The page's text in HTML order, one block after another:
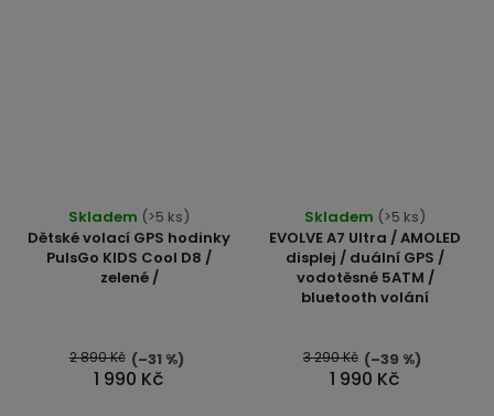
Dětské volací GPS hodinky
PulsGo KIDS Cool D8 /
zelené /
Skladem (>5 ks)
1 990 Kč
2 890 Kč (–31 %)
EVOLVE A7 Ultra / AMOLED
displej / duální GPS /
vodotěsné 5ATM /
bluetooth volání
hodnocení
produktu
je
5,0
5
hvězdiček.
Skladem (>5 ks)
1 990 Kč
3 290 Kč (–39 %)